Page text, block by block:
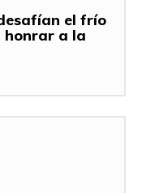
el frío
honrar a la